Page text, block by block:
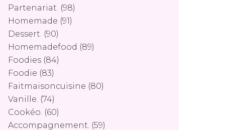
Partenariat. (98)
Homemade (91)
Dessert. (90)
Homemadefood (89)
Foodies (84)
Foodie (83)
Faitmaisoncuisine (80)
Vanille. (74)
Cookéo. (60)
Accompagnement. (59)